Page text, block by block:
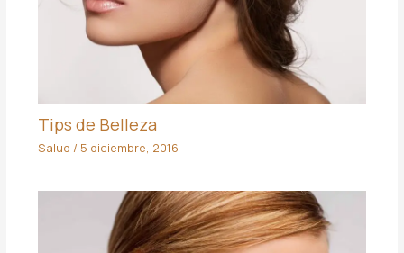
Tips de Belleza
Salud / 5 diciembre, 2016